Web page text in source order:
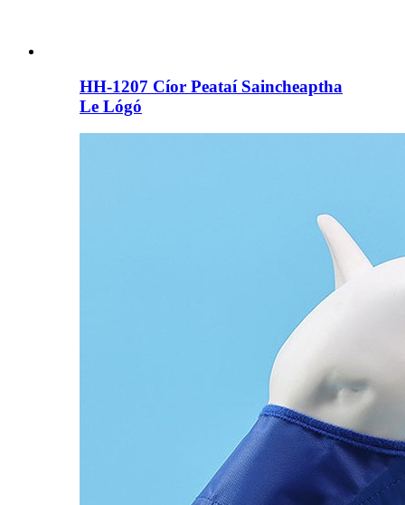
HH-1207 Cíor Peataí Saincheaptha
Le Lógó